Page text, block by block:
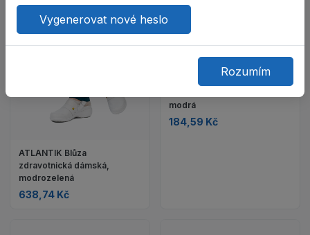
ATLANTIK Blůza
zdravotnická dámská,
modrozelená
638,74 Kč
modrá
184,59 Kč
Vygenerovat nové heslo
Rozumím